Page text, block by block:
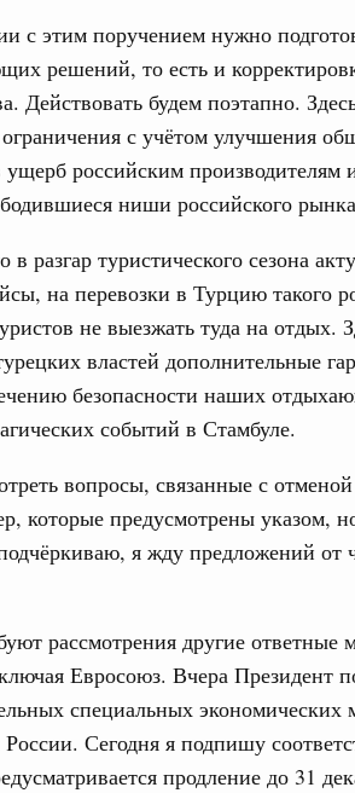
с этим поручением нужно
решений, то есть и
Действовать будем поэтапно.
с учётом улучшения
российским производителям
ниши российского
разгар туристического сезона
на перевозки в Турцию такого
не выезжать туда на отдых.
властей дополнительные
безопасности наших
событий в Стамбуле.
вопросы, связанные с
которые предусмотрены указом,
я жду предложений от
рассмотрения другие
Евросоюз. Вчера Президент
специальных экономических
России. Сегодня я подпишу
продление до 31
№10)
четверг
№9)
марта, четверг
№8)
бюджетные ассигнования.
четверг
№7)
бюджетные ассигнования.
еще